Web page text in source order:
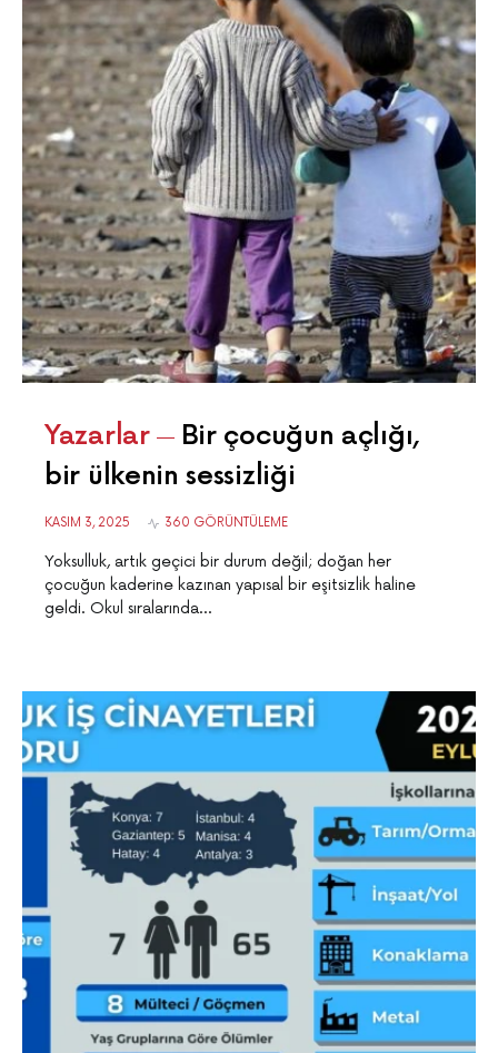
Yazarlar
Bir çocuğun açlığı,
bir ülkenin sessizliği
KASIM 3, 2025 360 GÖRÜNTÜLEME
Yoksulluk, artık geçici bir durum değil; doğan her
çocuğun kaderine kazınan yapısal bir eşitsizlik haline
geldi. Okul sıralarında…